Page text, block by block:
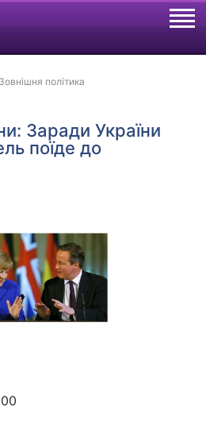
Зовнішня політика
Заради України
поїде до